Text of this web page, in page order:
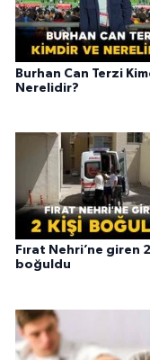
Burhan Can Terzi
Nerelidir?
Fırat Nehri’ne giren
boğuldu